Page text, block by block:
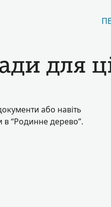
для
або навіть
в “Родинне дерево”.